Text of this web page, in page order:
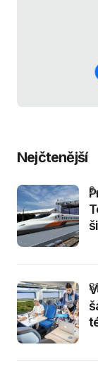
Nejčtenější